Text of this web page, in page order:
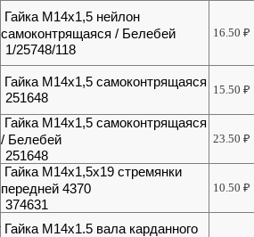
Гайка М14х1,5 нейлон
самоконтрящаяся / Белебей
1/25748/118
16.50₽
Гайка М14х1,5 самоконтрящаяся
251648
15.50₽
Гайка М14х1,5 самоконтрящаяся
/ Белебей
251648
23.50₽
Гайка М14х1,5х19 стремянки
передней 4370
374631
10.50₽
Гайка М14х1.5 вала карданного